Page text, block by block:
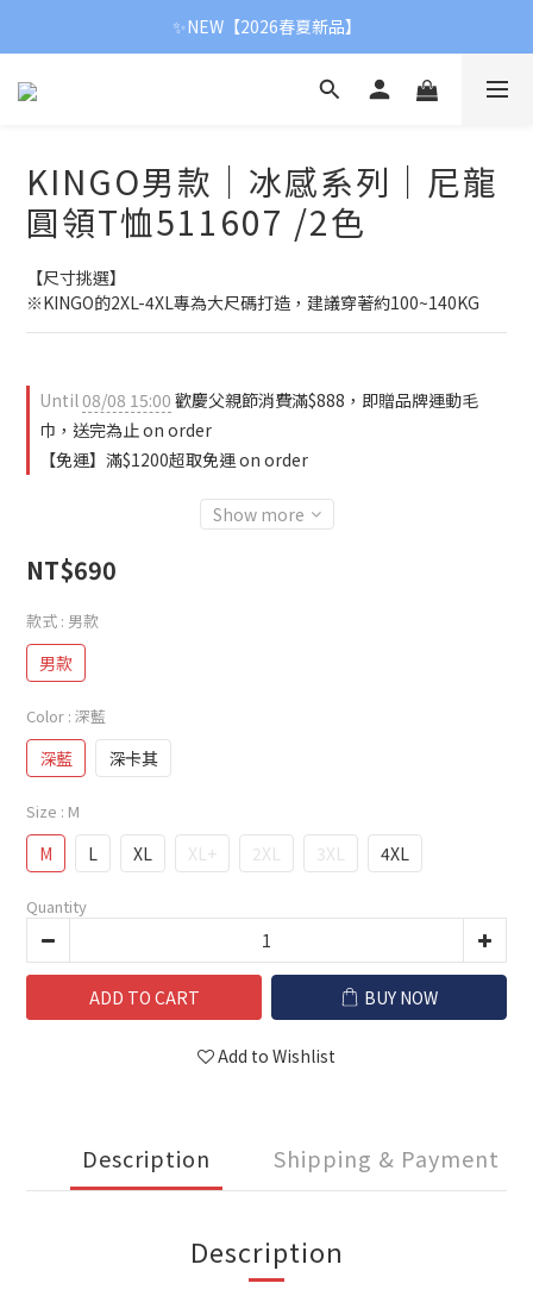
【父親節限定】滿額贈品牌運動毛巾👨❤
✨NEW【2026春夏新品】
【新春首降】冬季全面8折
KINGO男款｜冰感系列｜尼龍
圓領T恤511607 /2色
【尺寸挑選】
※KINGO的2XL-4XL專為大尺碼打造，建議穿著約100~140KG
Until08/08 15:00 歡慶父親節消費滿$888，即贈品牌運動毛
巾，送完為止 on order
【免運】滿$1200超取免運 on order
Show more
NT$690
款式 : 男款
男款
Color : 深藍
深藍 深卡其
Size : M
M L XL XL+ 2XL 3XL 4XL
Quantity
ADD TO CART BUY NOW
Add to Wishlist
Description Shipping & Payment
Description